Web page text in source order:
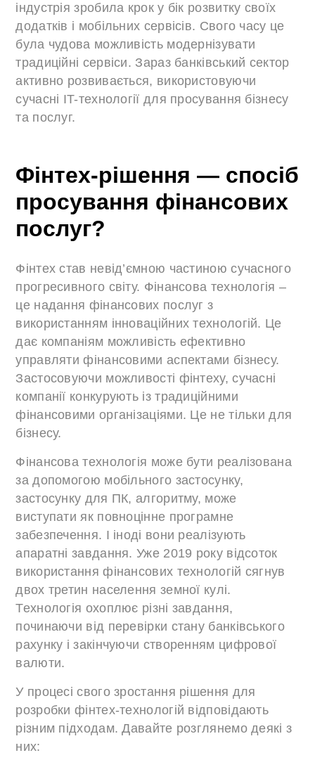
індустрія зробила крок у бік розвитку своїх
додатків і мобільних сервісів. Свого часу це
була чудова можливість модернізувати
традиційні сервіси. Зараз банківський сектор
активно розвивається, використовуючи
сучасні IT-технології для просування бізнесу
та послуг.
Фінтех-рішення — спосіб
просування фінансових
послуг?
Фінтех став невід’ємною частиною сучасного
прогресивного світу. Фінансова технологія –
це надання фінансових послуг з
використанням інноваційних технологій. Це
дає компаніям можливість ефективно
управляти фінансовими аспектами бізнесу.
Застосовуючи можливості фінтеху, сучасні
компанії конкурують із традиційними
фінансовими організаціями. Це не тільки для
бізнесу.
Фінансова технологія може бути реалізована
за допомогою мобільного застосунку,
застосунку для ПК, алгоритму, може
виступати як повноцінне програмне
забезпечення. І іноді вони реалізують
апаратні завдання. Уже 2019 року відсоток
використання фінансових технологій сягнув
двох третин населення земної кулі.
Технологія охоплює різні завдання,
починаючи від перевірки стану банківського
рахунку і закінчуючи створенням цифрової
валюти.
У процесі свого зростання рішення для
розробки фінтех-технологій відповідають
різним підходам. Давайте розглянемо деякі з
них: